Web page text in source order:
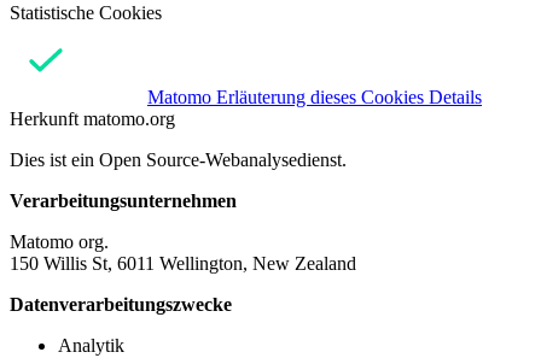
Statistische Cookies
Matomo Erläuterung dieses Cookies Details
Herkunft matomo.org
Dies ist ein Open Source-Webanalysedienst.
Verarbeitungsunternehmen
Matomo org.
150 Willis St, 6011 Wellington, New Zealand
Datenverarbeitungszwecke
Analytik